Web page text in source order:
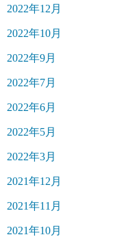
2022年12月
2022年10月
2022年9月
2022年7月
2022年6月
2022年5月
2022年3月
2021年12月
2021年11月
2021年10月